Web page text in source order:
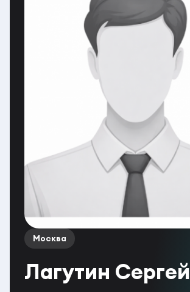
Москва
Лагутин Сергей